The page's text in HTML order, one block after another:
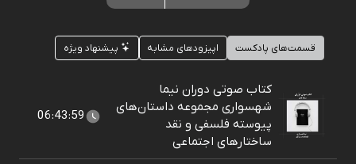
قسمت‌های پادکست اپیزودهای مشابه پیشنهاد ویژه
کتاب صوتی دوران نیما
شهسواری مجموعه داستان‌های
پیوسته فلسفی و نقد
ساختارهای اجتماعی
06:43:59